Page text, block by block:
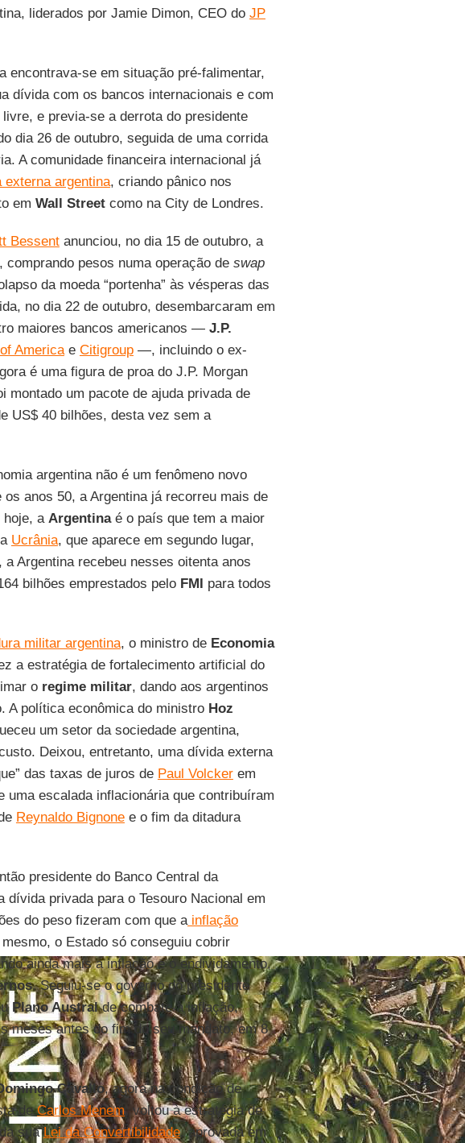
liderados por Jamie Dimon, CEO do JP
encontrava-se em situação pré-falimentar,
dívida com os bancos internacionais e com
e previa-se a derrota do presidente
dia 26 de outubro, seguida de uma corrida
A comunidade financeira internacional já
externa argentina, criando pânico nos
em Wall Streetcomo na City de Londres.
Bessentanunciou, no dia 15 de outubro, a
comprando pesos numa operação de swap
da moeda “portenha” às vésperas das
no dia 22 de outubro, desembarcaram em
maiores bancos americanos — J.P.
Americae Citigroup—, incluindo o ex-
é uma figura de proa do J.P. Morgan
montado um pacote de ajuda privada de
US$ 40 bilhões, desta vez sem a
argentina não é um fenômeno novo
anos 50, a Argentina já recorreu mais de
hoje, a Argentinaé o país que tem a maior
Ucrânia, que aparece em segundo lugar,
Argentina recebeu nesses oitenta anos
bilhões emprestados pelo FMI para todos
militar argentina, o ministro de Economia
a estratégia de fortalecimento artificial do
o regime militar, dando aos argentinos
A política econômica do ministro Hoz
um setor da sociedade argentina,
Deixou, entretanto, uma dívida externa
das taxas de juros de Paul Volckerem
uma escalada inflacionária que contribuíram
Reynaldo Bignonee o fim da ditadura
presidente do Banco Central da
dívida privada para o Tesouro Nacional em
do peso fizeram com que ainflação
o Estado só conseguiu cobrir
ainda mais a inflação e o endividamento,
. Seguiu-se o governo do presidente
Plano Australde combate à inflação,
meses antes do fim do seu mandato, em 8
Cavallo, agora na condição de
deCarlos Menem, voltou à estratégia de
suaLei da Convertibilidade, aprovada em